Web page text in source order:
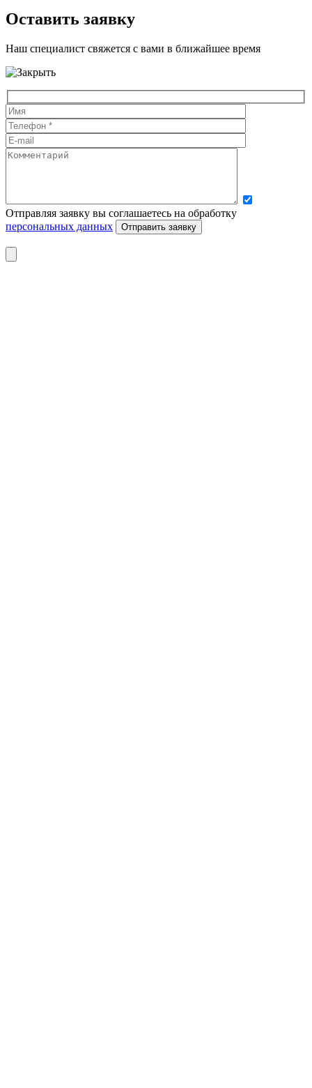
Оставить заявку
Наш специалист свяжется с вами в ближайшее время
Отправляя заявку вы соглашаетесь на обработку
персональных данных